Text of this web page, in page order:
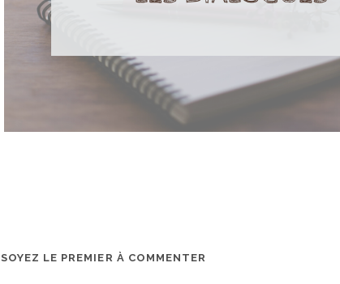
SOYEZ LE PREMIER À COMMENTER